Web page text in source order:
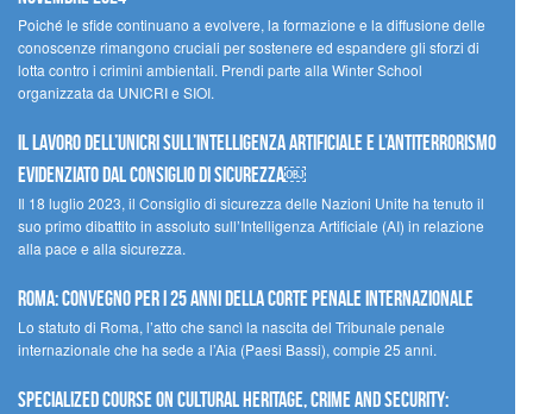
Poiché le sfide continuano a evolvere, la formazione e la diffusione delle
conoscenze rimangono cruciali per sostenere ed espandere gli sforzi di
lotta contro i crimini ambientali. Prendi parte alla Winter School
organizzata da UNICRI e SIOI.
Il lavoro dell’UNICRI sull’intelligenza artificiale e l’antiterrorismo
evidenziato dal Consiglio di Sicurezza￼
Il 18 luglio 2023, il Consiglio di sicurezza delle Nazioni Unite ha tenuto il
suo primo dibattito in assoluto sull’Intelligenza Artificiale (AI) in relazione
alla pace e alla sicurezza.
Roma: convegno per i 25 anni della Corte penale internazionale
Lo statuto di Roma, l’atto che sancì la nascita del Tribunale penale
internazionale che ha sede a l’Aia (Paesi Bassi), compie 25 anni.
Specialized Course on Cultural Heritage, Crime and Security: